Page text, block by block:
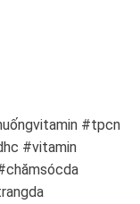
#tpcn
#vitamin